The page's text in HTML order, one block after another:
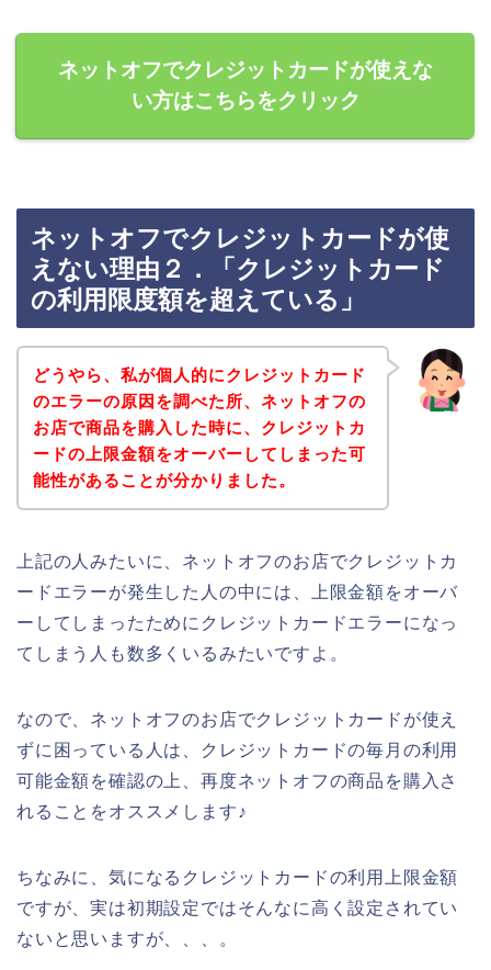
ネットオフでクレジットカードが使えな
い方はこちらをクリック
ネットオフでクレジットカードが使
えない理由２．「クレジットカード
の利用限度額を超えている」
どうやら、私が個人的にクレジットカード
のエラーの原因を調べた所、ネットオフの
お店で商品を購入した時に、クレジットカ
ードの上限金額をオーバーしてしまった可
能性があることが分かりました。
上記の人みたいに、ネットオフのお店でクレジットカ
ードエラーが発生した人の中には、上限金額をオーバ
ーしてしまったためにクレジットカードエラーになっ
てしまう人も数多くいるみたいですよ。
なので、ネットオフのお店でクレジットカードが使え
ずに困っている人は、クレジットカードの毎月の利用
可能金額を確認の上、再度ネットオフの商品を購入さ
れることをオススメします♪
ちなみに、気になるクレジットカードの利用上限金額
ですが、実は初期設定ではそんなに高く設定されてい
ないと思いますが、、、。